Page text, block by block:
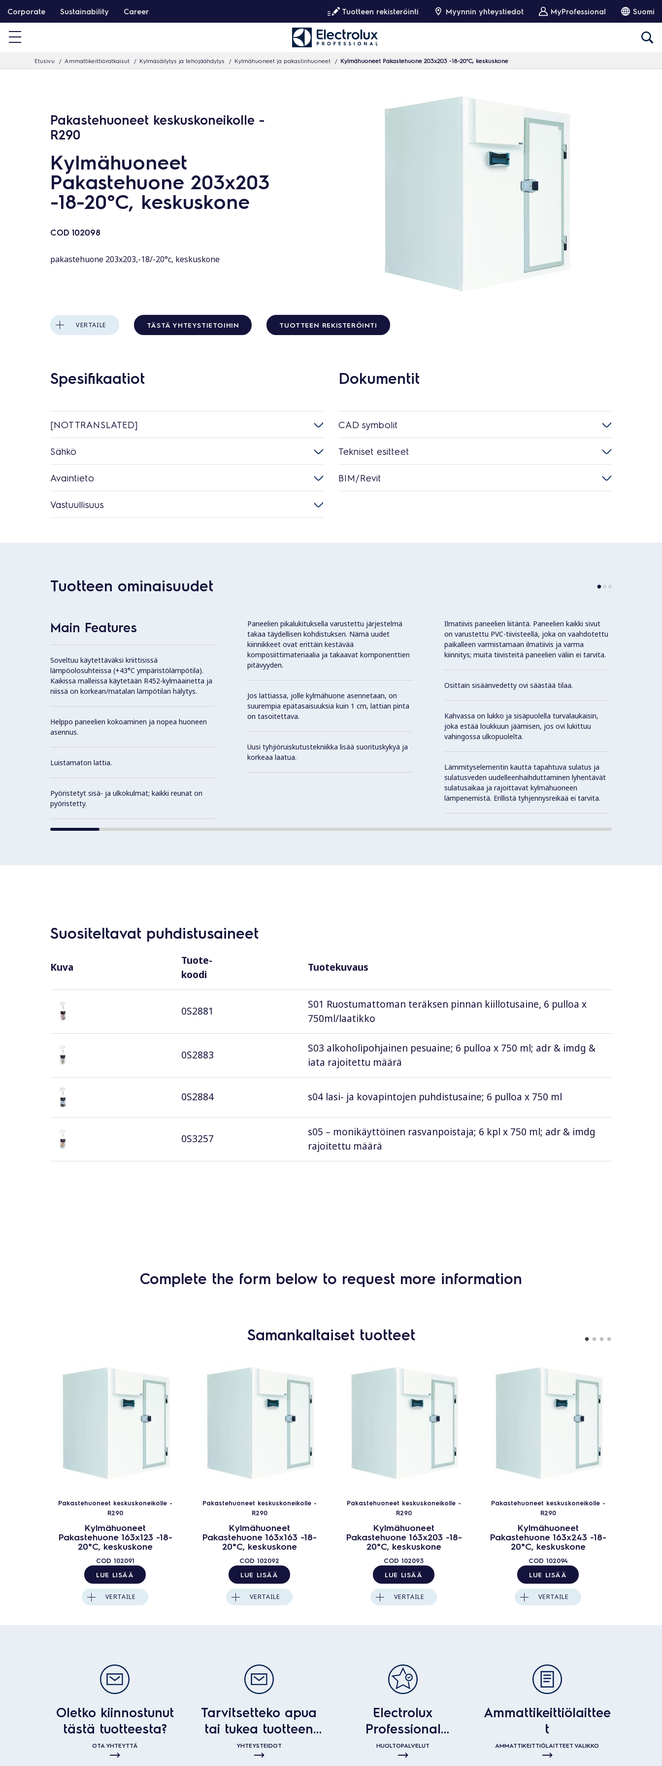
i
Corporate Sustainability Career Tuotteen rekisteröinti Myynnin yhteystiedot MyProfessional Suomi
Etusivu Ammattikeittiöratkaisut Kylmäsäilytys ja tehojäähdytys Kylmähuoneet ja pakastinhuoneet Kylmähuoneet Pakastehuone 203x203 -18-20°C, keskuskone
Pakastehuoneet keskuskoneikolle -
R290
Kylmähuoneet
Pakastehuone 203x203
-18-20°C, keskuskone
COD 102098
pakastehuone 203x203,-18/-20°c, keskuskone
VERTAILE TÄSTÄ YHTEYSTIETOIHIN TUOTTEEN REKISTERÖINTI
Spesifikaatiot
[NOT TRANSLATED]
Sähkö
Avaintieto
Vastuullisuus
Dokumentit
CAD symbolit
Tekniset esitteet
BIM/Revit
Tuotteen ominaisuudet
Main Features
Soveltuu käytettäväksi kriittisissä
lämpöolosuhteissa (+43°C ympäristölämpötila).
Kaikissa malleissa käytetään R452-kylmäainetta ja
niissä on korkean/matalan lämpötilan hälytys.
Helppo paneelien kokoaminen ja nopea huoneen
asennus.
Luistamaton lattia.
Pyöristetyt sisä- ja ulkokulmat; kaikki reunat on
pyöristetty.
Paneelien pikalukituksella varustettu järjestelmä
takaa täydellisen kohdistuksen. Nämä uudet
kiinnikkeet ovat erittäin kestävää
komposiittimateriaalia ja takaavat komponenttien
pitävyyden.
Jos lattiassa, jolle kylmähuone asennetaan, on
suurempia epätasaisuuksia kuin 1 cm, lattian pinta
on tasoitettava.
Uusi tyhjiöruiskutustekniikka lisää suorituskykyä ja
korkeaa laatua.
Ilmatiivis paneelien liitäntä. Paneelien kaikki sivut
on varustettu PVC-tiivisteellä, joka on vaahdotettu
paikalleen varmistamaan ilmatiivis ja varma
kiinnitys; muita tiivisteitä paneelien väliin ei tarvita.
Osittain sisäänvedetty ovi säästää tilaa.
Kahvassa on lukko ja sisäpuolella turvalaukaisin,
joka estää loukkuun jäämisen, jos ovi lukittuu
vahingossa ulkopuolelta.
Lämmityselementin kautta tapahtuva sulatus ja
sulatusveden uudelleenhaihduttaminen lyhentävät
sulatusaikaa ja rajoittavat kylmähuoneen
lämpenemistä. Erillistä tyhjennysreikää ei tarvita.
Suositeltavat puhdistusaineet
Kuva
Tuote-
koodi
Tuotekuvaus
0S2881
S01 Ruostumattoman teräksen pinnan kiillotusaine, 6 pulloa x
750ml/laatikko
0S2883
S03 alkoholipohjainen pesuaine; 6 pulloa x 750 ml; adr & imdg &
iata rajoitettu määrä
0S2884 s04 lasi- ja kovapintojen puhdistusaine; 6 pulloa x 750 ml
0S3257
s05 – monikäyttöinen rasvanpoistaja; 6 kpl x 750 ml; adr & imdg
rajoitettu määrä
Complete the form below to request more information
Samankaltaiset tuotteet
Pakastehuoneet keskuskoneikolle -
R290
Kylmähuoneet
Pakastehuone 163x123 -18-
20°C, keskuskone
COD 102091
LUE LISÄÄ
VERTAILE
Pakastehuoneet keskuskoneikolle -
R290
Kylmähuoneet
Pakastehuone 163x163 -18-
20°C, keskuskone
COD 102092
LUE LISÄÄ
VERTAILE
Pakastehuoneet keskuskoneikolle -
R290
Kylmähuoneet
Pakastehuone 163x203 -18-
20°C, keskuskone
COD 102093
LUE LISÄÄ
VERTAILE
Pakastehuoneet keskuskoneikolle -
R290
Kylmähuoneet
Pakastehuone 163x243 -18-
20°C, keskuskone
COD 102094
LUE LISÄÄ
VERTAILE
Oletko kiinnostunut
tästä tuotteesta?
OTA YHTEYTTÄ
Tarvitsetteko apua
tai tukea tuotteen
kanssa?
YHTEYSTEIDOT
Electrolux
Professional
huoltopalvelut
HUOLTOPALVELUT
Ammattikeittiölaittee
t
AMMATTIKEITTIÖLAITTEET VALIKKO